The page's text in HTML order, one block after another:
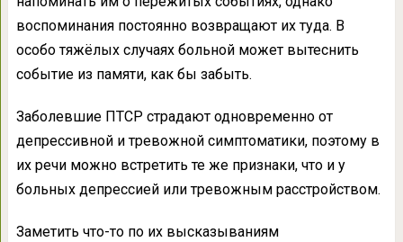
воспоминания постоянно возвращают их туда. В
особо тяжёлых случаях больной может вытеснить
событие из памяти, как бы забыть.
Заболевшие ПТСР страдают одновременно от
депрессивной и тревожной симптоматики, поэтому в
их речи можно встретить те же признаки, что и у
больных депрессией или тревожным расстройством.
Заметить что-то по их высказываниям